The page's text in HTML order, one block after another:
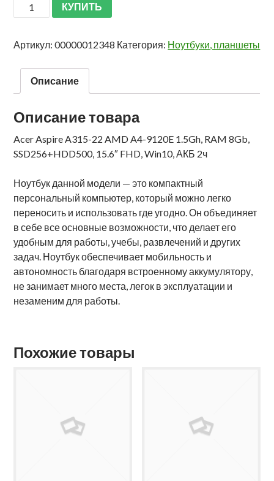
КУПИТЬ
Артикул:00000012348 Категория: Ноутбуки, планшеты
Описание
Описание товара
Acer Aspire A315-22 AMD A4-9120E 1.5Gh, RAM 8Gb,
SSD256+HDD500, 15.6″ FHD, Win10, АКБ 2ч
Ноутбук данной модели — это компактный
персональный компьютер, который можно легко
переносить и использовать где угодно. Он объединяет
в себе все основные возможности, что делает его
удобным для работы, учебы, развлечений и других
задач. Ноутбук обеспечивает мобильность и
автономность благодаря встроенному аккумулятору,
не занимает много места, легок в эксплуатации и
незаменим для работы.
Похожие товары